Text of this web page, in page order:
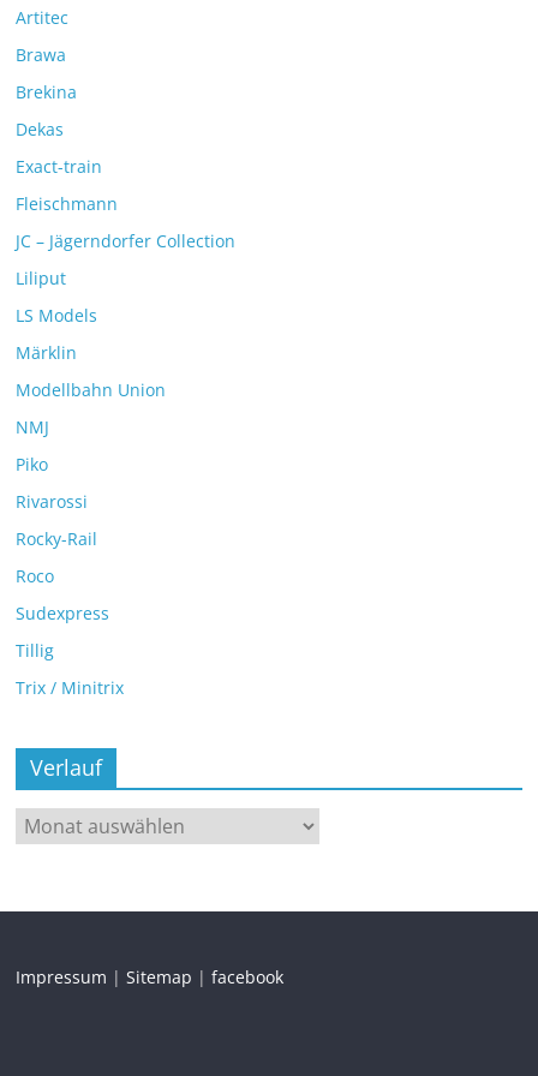
Artitec
Brawa
Brekina
Dekas
Exact-train
Fleischmann
JC – Jägerndorfer Collection
Liliput
LS Models
Märklin
Modellbahn Union
NMJ
Piko
Rivarossi
Rocky-Rail
Roco
Sudexpress
Tillig
Trix / Minitrix
Verlauf
Impressum |Sitemap |facebook